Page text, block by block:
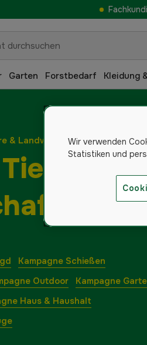
Garten Forstbedarf Kleidung
& Landwirtschaft
&
Kampagne Schießen
Outdoor
Kampagne
Haus & Haushalt
Wir verwenden
Statistiken und